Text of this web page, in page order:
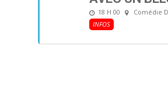
18 H 00
Comédie
INFOS